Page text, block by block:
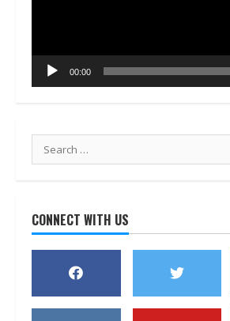
00:00
Search
for:
CONNECT WITH US